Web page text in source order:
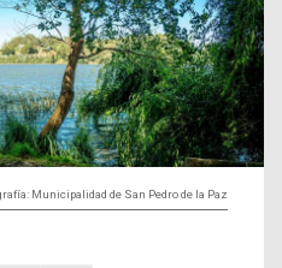
Municipalidad de San Pedro de la Paz